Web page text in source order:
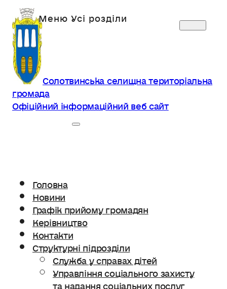
Солотвинська селищна територіальна
громада
Офіційний інформаційний веб сайт
Головна
Новини
Графік прийому громадян
Керівництво
Контакти
Структурні підрозділи
Служба у справах дітей
Управління соціального захисту
та надання соціальних послуг